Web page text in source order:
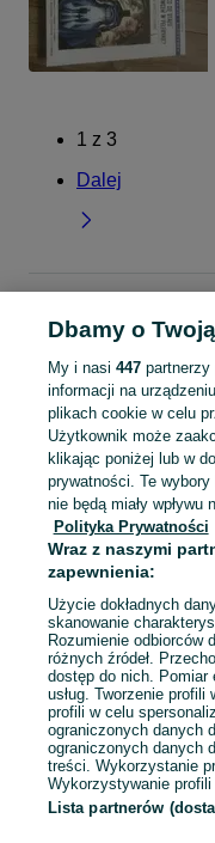
1 z 3
Dalej
Wielkopolskie
Komiksy -
KATEGORIA
Mapa kategorii
Mapa miejscowości
Mapa ministron
Popularne wyszukiwania
Dbamy o
My i nasi 447partnerzy
informacji na
plikach cookie w celu
Użytkownik może
klikając poniżej lub w
prywatności. Te
nie będą miały wpływu
Polityka Prywatności
Wraz z naszymi
zapewnienia:
Użycie dokładnych
skanowanie
Rozumienie odbiorców
różnych źródeł.
dostęp do nich. Pomiar
usług. Tworzenie
profili w celu
ograniczonych danych
ograniczonych danych
treści. Wykorzystanie
Wykorzystywanie
Lista partnerów